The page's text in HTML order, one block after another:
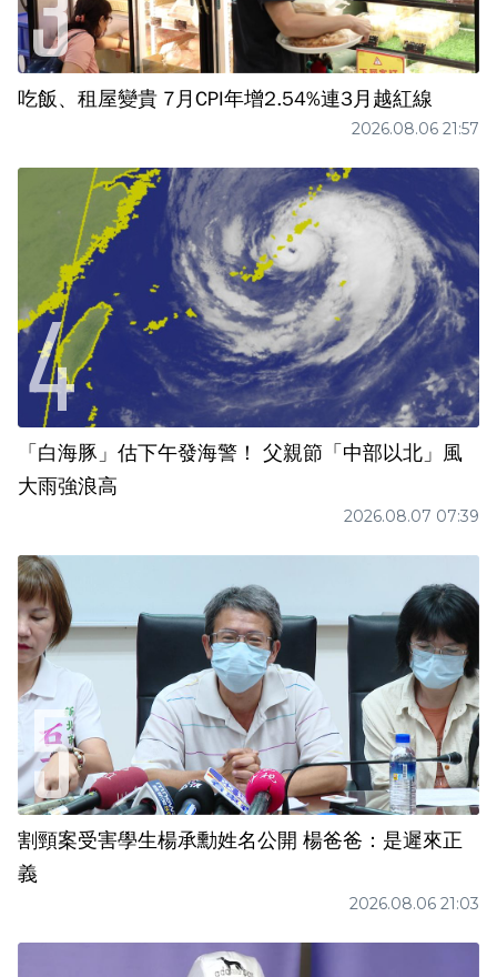
吃飯、租屋變貴 7月CPI年增2.54%連3月越紅線
2026.08.06 21:57
「白海豚」估下午發海警！ 父親節「中部以北」風
大雨強浪高
2026.08.07 07:39
割頸案受害學生楊承勳姓名公開 楊爸爸：是遲來正
義
2026.08.06 21:03